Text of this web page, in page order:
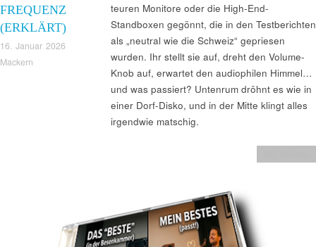
FREQUENZ
(ERKLÄRT)
16. Januar 2026
Mackern
teuren Monitore oder die High-End-
Standboxen gegönnt, die in den Testberichten
als „neutral wie die Schweiz“ gepriesen
wurden. Ihr stellt sie auf, dreht den Volume-
Knob auf, erwartet den audiophilen Himmel…
und was passiert? Untenrum dröhnt es wie in
einer Dorf-Disko, und in der Mitte klingt alles
irgendwie matschig.